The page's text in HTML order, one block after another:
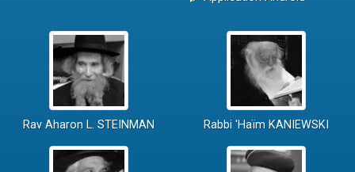
Rav Aharon L. STEINMAN Rabbi 'Haïm KANIEWSKI